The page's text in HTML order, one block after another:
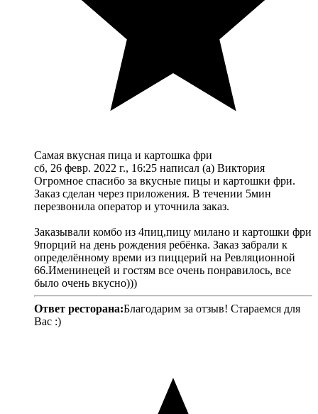
Самая вкусная пица и картошка фри
сб, 26 февр. 2022 г., 16:25 написал (а) Виктория
Огромное спасибо за вкусные пицы и картошки фри.
Заказ сделан через приложения. В течении 5мин
перезвонила оператор и уточнила заказ.
Заказывали комбо из 4пиц,пицу милано и картошки фри
9порций на день рождения ребёнка. Заказ забрали к
определённому времи из пиццерий на Ревляционной
66.Именинецей и гостям все очень понравилось, все
было очень вкусно)))
Ответ ресторана:Благодарим за отзыв! Стараемся для
Вас :)